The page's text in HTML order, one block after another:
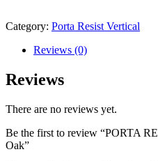
Category: Porta Resist Vertical
Reviews (0)
Reviews
There are no reviews yet.
Be the first to review “PORTA
Oak”